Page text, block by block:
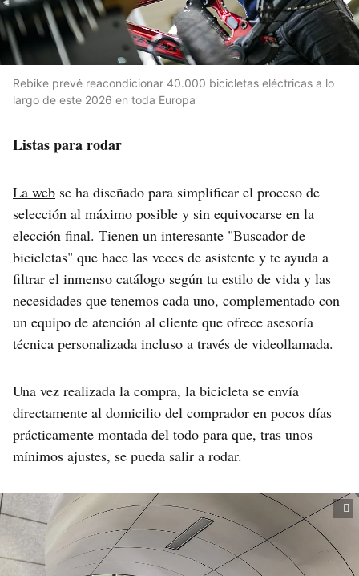
Rebike prevé reacondicionar 40.000 bicicletas eléctricas a lo
largo de este 2026 en toda Europa
Listas para rodar
La web se ha diseñado para simplificar el proceso de
selección al máximo posible y sin equivocarse en la
elección final. Tienen un interesante "Buscador de
bicicletas" que hace las veces de asistente y te ayuda a
filtrar el inmenso catálogo según tu estilo de vida y las
necesidades que tenemos cada uno, complementado con
un equipo de atención al cliente que ofrece asesoría
técnica personalizada incluso a través de videollamada.
Una vez realizada la compra, la bicicleta se envía
directamente al domicilio del comprador en pocos días
prácticamente montada del todo para que, tras unos
mínimos ajustes, se pueda salir a rodar.